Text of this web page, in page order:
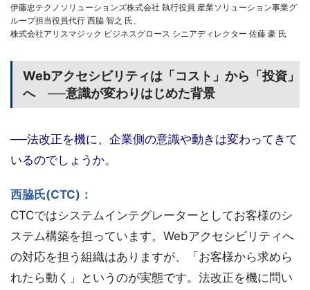
伊藤忠テクノソリューションズ株式会社 執行役員 産業ソリューション事業グ
ループ担当役員代行 西脇 智之 氏、
株式会社アリスマジック ビジネスグロース シニアディレクター 佐藤 豪 氏
Webアクセシビリティは「コスト」から「投資」
へ ──意識が変わりはじめた背景
──法改正を機に、企業側の意識や動きは変わってきて
いるのでしょうか。
西脇氏(CTC)：
CTCではシステムインテグレーターとしてお客様のシ
ステム構築を担っています。Webアクセシビリティへ
の対応を担う組織はありますが、「お客様から求めら
れたら動く」というのが実態です。法改正を機に問い